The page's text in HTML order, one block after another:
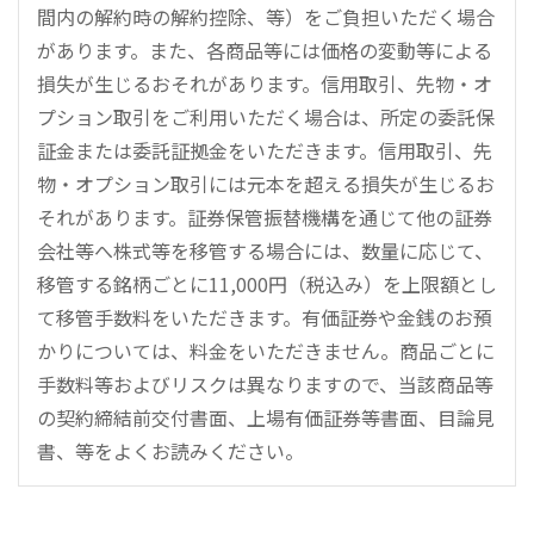
間内の解約時の解約控除、等）をご負担いただく場合
があります。また、各商品等には価格の変動等による
損失が生じるおそれがあります。信用取引、先物・オ
プション取引をご利用いただく場合は、所定の委託保
証金または委託証拠金をいただきます。信用取引、先
物・オプション取引には元本を超える損失が生じるお
それがあります。証券保管振替機構を通じて他の証券
会社等へ株式等を移管する場合には、数量に応じて、
移管する銘柄ごとに11,000円（税込み）を上限額とし
て移管手数料をいただきます。有価証券や金銭のお預
かりについては、料金をいただきません。商品ごとに
手数料等およびリスクは異なりますので、当該商品等
の契約締結前交付書面、上場有価証券等書面、目論見
書、等をよくお読みください。